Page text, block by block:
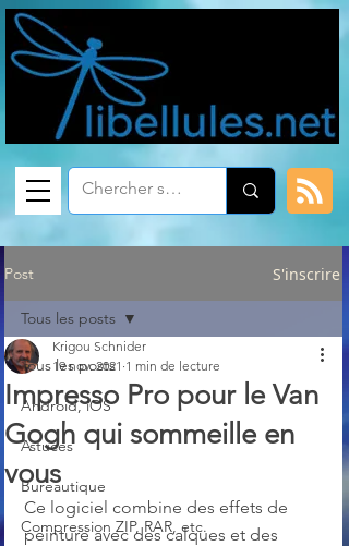
Post S'inscrire
Tous les posts
Android, iOS
Astuces
Bureautique
Compression ZIP, RAR, etc.
Tous les posts
Impresso Pro pour le Van
Gogh qui sommeille en
vous
Krigou Schnider
19 nov. 2021 1 min de lecture
Ce logiciel combine des effets de
peinture avec des calques et des